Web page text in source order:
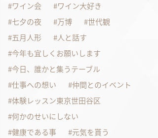
ワイン会
ワイン大好き
七夕の夜
万博
世代観
五月人形
人と話す
今年も宜しくお願いします
今日、誰かと集うテーブル
仕事への想い
仲間とのイベント
体験レッスン東京世田谷区
何かのせいにしない
健康である事
元気を貰う